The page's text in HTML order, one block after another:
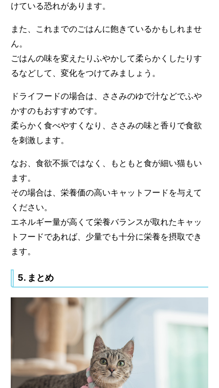
けている恐れがあります。
また、これまでのごはんに飽きているかもしれませ
ん。
ごはんの味を変えたりふやかして柔らかくしたりす
るなどして、変化をつけてみましょう。
ドライフードの場合は、ささみのゆで汁などでふや
かすのもおすすめです。
柔らかく食べやすくなり、ささみの味と香りで食欲
を刺激します。
なお、食欲不振ではなく、もともと食が細い猫もい
ます。
その場合は、栄養価の高いキャットフードを与えて
ください。
エネルギー量が高くて栄養バランスが取れたキャッ
トフードであれば、少量でも十分に栄養を摂取でき
ます。
5. まとめ